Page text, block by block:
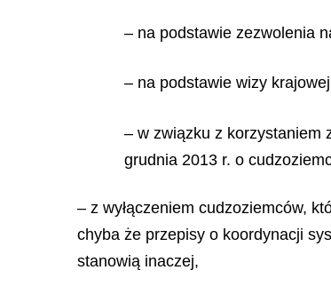
– na podstawie zezwolenia
– na podstawie wizy
– w związku z korzystaniem
grudnia 2013 r. o
– z wyłączeniem cudzoziemców,
chyba że przepisy o koordynacji
stanowią inaczej,